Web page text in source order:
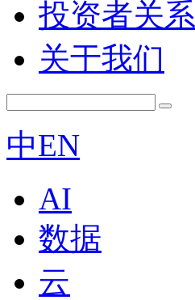
投资者关系
关于我们
中EN
AI
数据
云